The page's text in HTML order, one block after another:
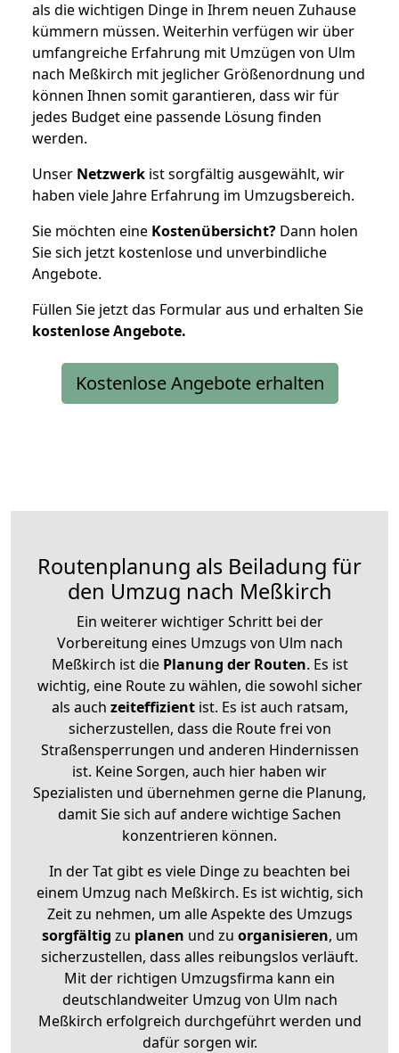
als die wichtigen Dinge in Ihrem neuen Zuhause
kümmern müssen. Weiterhin verfügen wir über
umfangreiche Erfahrung mit Umzügen von Ulm
nach Meßkirch mit jeglicher Größenordnung und
können Ihnen somit garantieren, dass wir für
jedes Budget eine passende Lösung finden
werden.
Unser Netzwerk ist sorgfältig ausgewählt, wir
haben viele Jahre Erfahrung im Umzugsbereich.
Sie möchten eine Kostenübersicht? Dann holen
Sie sich jetzt kostenlose und unverbindliche
Angebote.
Füllen Sie jetzt das Formular aus und erhalten Sie
kostenloseAngebote.
Kostenlose Angebote erhalten
Routenplanung als Beiladung für
den Umzug nach Meßkirch
Ein weiterer wichtiger Schritt bei der
Vorbereitung eines Umzugs von Ulm nach
Meßkirch ist diePlanung der Routen. Es ist
wichtig, eine Route zu wählen, die sowohl sicher
als auch zeiteffizientist. Es ist auch ratsam,
sicherzustellen, dass die Route frei von
Straßensperrungen und anderen Hindernissen
ist. Keine Sorgen, auch hier haben wir
Spezialisten und übernehmen gerne die Planung,
damit Sie sich auf andere wichtige Sachen
konzentrieren können.
In der Tat gibt es viele Dinge zu beachten bei
einem Umzug nach Meßkirch. Es ist wichtig, sich
Zeit zu nehmen, um alle Aspekte des Umzugs
sorgfältig zu planen und zu organisieren, um
sicherzustellen, dass alles reibungslos verläuft.
Mit der richtigen Umzugsfirma kann ein
deutschlandweiter Umzug von Ulm nach
Meßkirch erfolgreich durchgeführt werden und
dafür sorgen wir.